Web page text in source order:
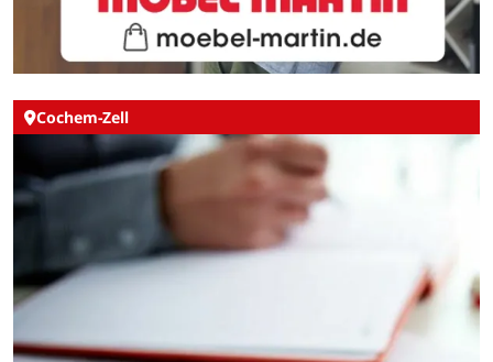
Cochem-Zell